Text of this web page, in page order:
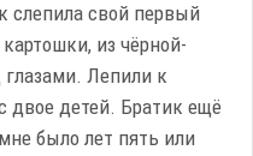
слепила свой первый
из чёрной-
Лепили к
двое детей. Братик ещё
было лет пять или